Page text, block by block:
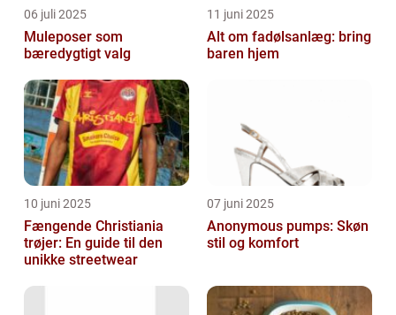
06 juli 2025
Muleposer som
bæredygtigt valg
11 juni 2025
Alt om fadølsanlæg: bring
baren hjem
10 juni 2025
Fængende Christiania
trøjer: En guide til den
unikke streetwear
07 juni 2025
Anonymous pumps: Skøn
stil og komfort